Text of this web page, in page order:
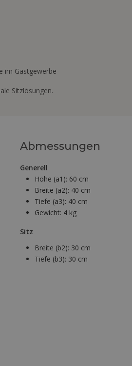
im Gastgewerbe
Sitzlösungen.
Abmessungen
Generell
Höhe (a1): 60 cm
Breite (a2): 40 cm
Tiefe (a3): 40 cm
Gewicht: 4 kg
Sitz
Breite (b2): 30 cm
Tiefe (b3): 30 cm